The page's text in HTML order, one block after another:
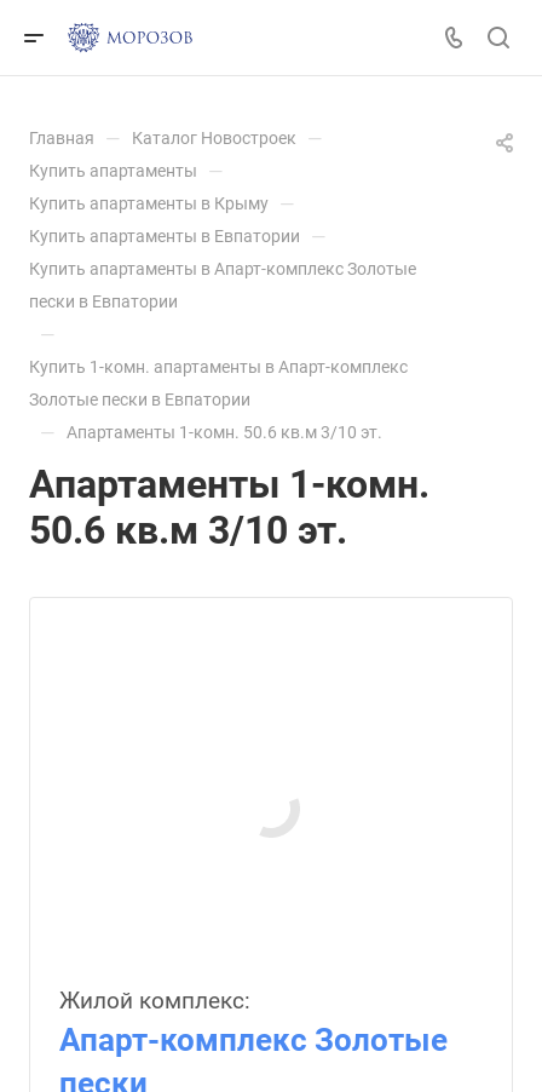
Главная — Каталог Новостроек —
Купить апартаменты —
Купить апартаменты в Крыму —
Купить апартаменты в Евпатории —
Купить апартаменты в Апарт-комплекс Золотые
пески в Евпатории
—
Купить 1-комн. апартаменты в Апарт-комплекс
Золотые пески в Евпатории
— Апартаменты 1-комн. 50.6 кв.м 3/10 эт.
Апартаменты 1-комн.
50.6 кв.м 3/10 эт.
Жилой комплекс:
Апарт-комплекс Золотые
пески